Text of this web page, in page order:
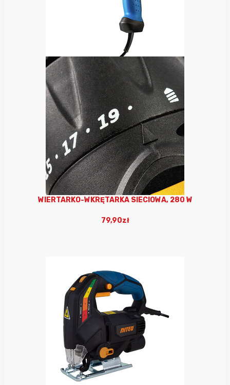
WIERTARKO-WKRĘTARKA SIECIOWA, 280 W
79,90zł